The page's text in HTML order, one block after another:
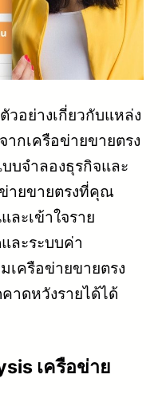
วอย่างเกี่ยวกับแหล่ง
กเครือข่ายขายตรง
บจำลองธุรกิจและ
ายขายตรงที่คุณ
ะเข้าใจราย
ละระบบค่า
ครือข่ายขายตรง
าดหวังรายได้ได้
เครือข่าย